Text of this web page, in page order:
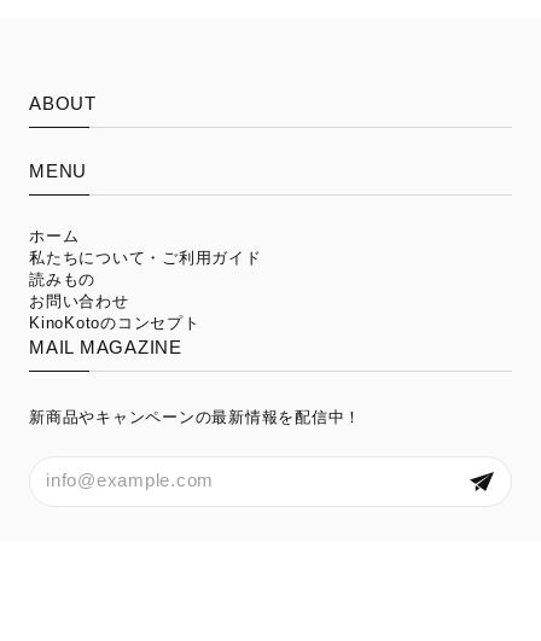
ABOUT
MENU
ホーム
私たちについて・ご利用ガイド
読みもの
お問い合わせ
KinoKotoのコンセプト
MAIL MAGAZINE
新商品やキャンペーンの最新情報を配信中！